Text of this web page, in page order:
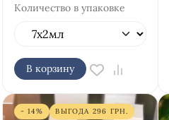
Количество в упаковке
В корзину
- 14% ВЫГОДА 296 ГРН.